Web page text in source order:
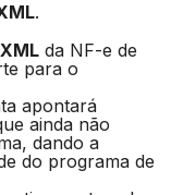
.
da NF-e de
para o
apontará
ainda não
dando a
do programa de